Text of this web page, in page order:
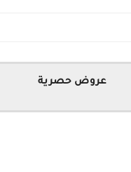
عروض حصرية